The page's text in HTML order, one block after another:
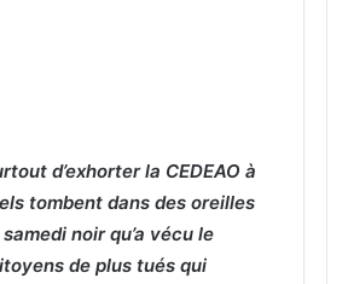
d’exhorter la CEDEAO à
tombent dans des oreilles
noir qu’a vécu le
de plus tués qui